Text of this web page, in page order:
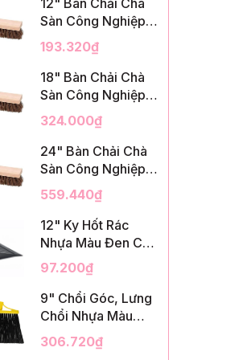
12" Bàn Chải Chà
Sàn Công Nghiệp,
Sợi Palmyra, InsuX
INXDS1, 12
Cái/Thùng (12"
Brush Deck Scrub,
193.320₫
18" Bàn Chải Chà
Sàn Công Nghiệp,
Sợi Palmyra, InsuX
INXDS2, 12
Cái/Thùng (18"
Brush Deck Scrub,
324.000₫
24" Bàn Chải Chà
Sàn Công Nghiệp,
Sợi Palmyra, InsuX
INXDS2, 12
Cái/Thùng (24"
Brush Deck Scrub ,
559.440₫
12" Ky Hốt Rác
Nhựa Màu Đen Có
Tay Cầm, InsuX
INXSHD01, 12
Cái/Thùng, Mã
IMPA 174141 (12"
Black Plastic)
97.200₫
9" Chổi Góc, Lưng
Chổi Nhựa Màu
Vàng, Lông PET
Màu Đen, Kèm Cán
306.720₫